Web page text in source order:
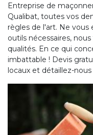
Entreprise de
Qualibat, toutes vos
règles de l'art. Ne vous
outils nécessaires,
qualités. En ce qui
imbattable ! Devis
locaux et détaillez-